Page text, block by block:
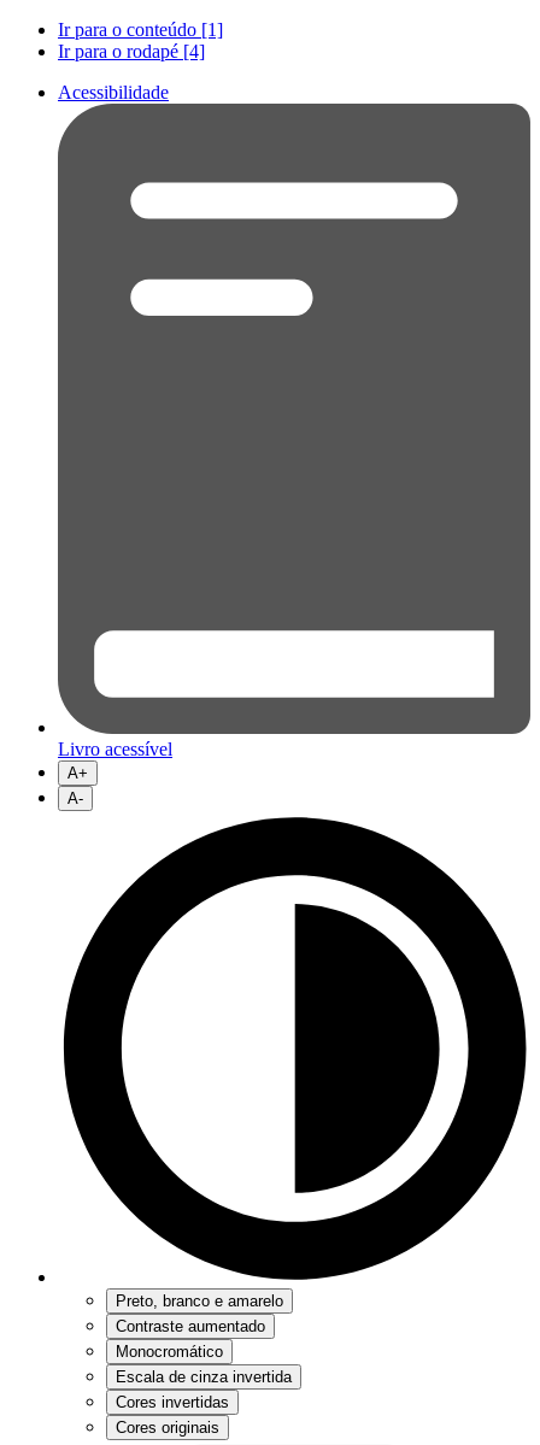
Ir para o conteúdo [1]
Ir para o rodapé [4]
Acessibilidade
Livro acessível
A+
A-
Preto, branco e amarelo
Contraste aumentado
Monocromático
Escala de cinza invertida
Cores invertidas
Cores originais